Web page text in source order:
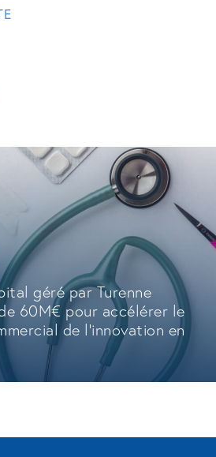
géré par Turenne
60M€ pour accélérer le
de l'innovation en